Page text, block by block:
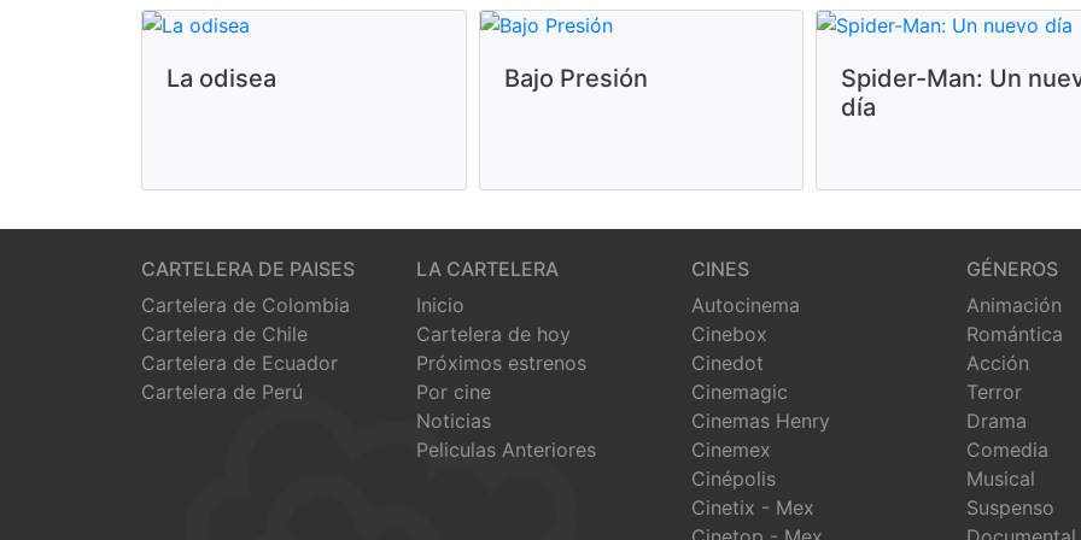
La odisea Bajo Presión
Spider-Man: Un
día
CARTELERA DE PAISES
Cartelera de Colombia
Cartelera de Chile
Cartelera de Ecuador
Cartelera de Perú
LA CARTELERA
Inicio
Cartelera de hoy
Próximos estrenos
Por cine
Noticias
Peliculas Anteriores
CINES
Autocinema
Cinebox
Cinedot
Cinemagic
Cinemas Henry
Cinemex
Cinépolis
Cinetix - Mex
GÉNEROS
Animación
Romántica
Acción
Terror
Drama
Comedia
Musical
Suspenso